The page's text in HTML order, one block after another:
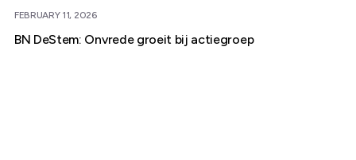
FEBRUARY 11, 2026
BN DeStem: Onvrede groeit bij actiegroep